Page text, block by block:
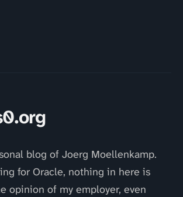
blog of Joerg Moellenkamp.
for Oracle, nothing in here is
opinion of my employer, even